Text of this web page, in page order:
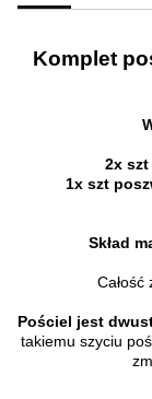
Komplet
2x szt
1x szt
Skład
Całość
Pościel jest
takiemu szyciu